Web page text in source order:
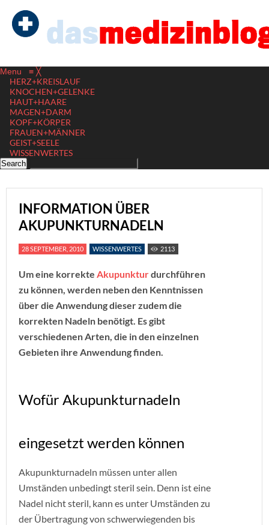
Menu ≡ ╳
HERZ+KREISLAUF
KNOCHEN+GELENKE
HAUT+HAARE
MAGEN+DARM
KOPF+KÖRPER
FRAUEN+MÄNNER
GEIST+SEELE
WISSENWERTES
INFORMATION ÜBER
AKUPUNKTURNADELN
28 SEPTEMBER, 2010 WISSENWERTES 2113
Um eine korrekte Akupunkturdurchführen
zu können, werden neben den Kenntnissen
über die Anwendung dieser zudem die
korrekten Nadeln benötigt. Es gibt
verschiedenen Arten, die in den einzelnen
Gebieten ihre Anwendung finden.
Wofür Akupunkturnadeln
eingesetzt werden können
Akupunkturnadeln müssen unter allen
Umständen unbedingt steril sein. Denn ist eine
Nadel nicht steril, kann es unter Umständen zu
der Übertragung von schwerwiegenden bis